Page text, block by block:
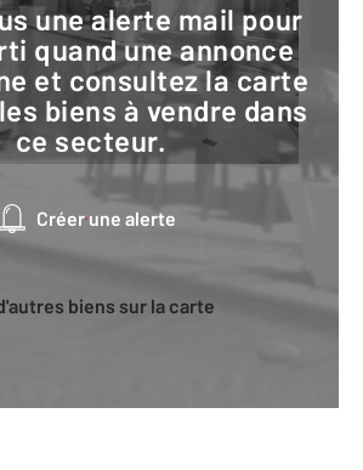
quand une annonce
et consultez la carte
biens à vendre dans
ce secteur.
Créer une alerte
d'autres biens sur la carte